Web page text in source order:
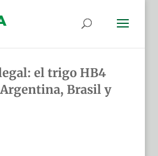
el trigo HB4
Brasil y